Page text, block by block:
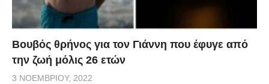
Βουβός θρήνος για τον Γιάννη που έφυγε από
την ζωή μόλις 26 ετών
3 ΝΟΕΜΒΡΊΟΥ, 2022